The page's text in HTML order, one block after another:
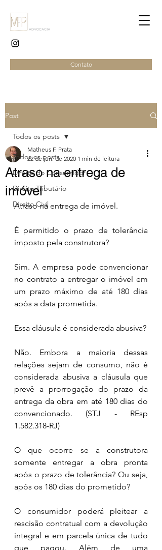
Contato
Post
Todos os posts
Direito do Consumidor
Direito Tributário
Direito Civil
Todos os posts
Atraso na entrega de
imóvel
Matheus F. Prata
22 de jun. de 2020 1 min de leitura
Atraso na entrega de imóvel.
É permitido o prazo de tolerância
imposto pela construtora?
Sim. A empresa pode convencionar
no contrato a entregar o imóvel em
um prazo máximo de até 180 dias
após a data prometida.
Essa cláusula é considerada abusiva?
Não. Embora a maioria dessas
relações sejam de consumo, não é
considerada abusiva a cláusula que
prevê a prorrogação do prazo da
entrega da obra em até 180 dias do
convencionado. (STJ - REsp
1.582.318-RJ)
O que ocorre se a construtora
somente entregar a obra pronta
após o prazo de tolerância? Ou seja,
após os 180 dias do prometido?
O consumidor poderá pleitear a
rescisão contratual com a devolução
integral e em parcela única de tudo
que pagou. Além de uma